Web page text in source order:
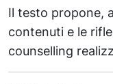
Il testo propone,
contenuti e le
counselling